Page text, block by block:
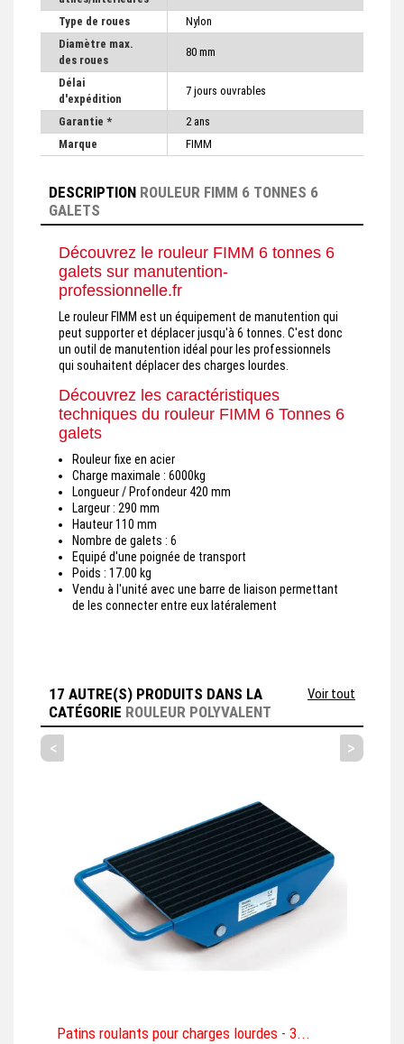
Type de roues
Nylon
Diamètre max.
des roues
80 mm
Délai
d'expédition
7 jours ouvrables
Garantie *
2 ans
Marque
FIMM
DESCRIPTION ROULEUR FIMM 6 TONNES 6
GALETS
Découvrez le rouleur FIMM 6 tonnes 6
galets sur manutention-
professionnelle.fr
Le rouleur FIMM est un équipement de manutention qui
peut supporter et déplacer jusqu'à 6 tonnes. C'est donc
un outil de manutention idéal pour les professionnels
qui souhaitent déplacer des charges lourdes.
Découvrez les caractéristiques
techniques du rouleur FIMM 6 Tonnes 6
galets
Rouleur fixe en acier
Charge maximale : 6000kg
Longueur / Profondeur 420 mm
Largeur : 290 mm
Hauteur110 mm
Nombre de galets : 6
Equipé d'une poignée de transport
Poids : 17.00 kg
Vendu à l'unité avec une barre de liaison permettant
de les connecter entre eux latéralement
17 AUTRE(S) PRODUITS DANS LA
CATÉGORIE ROULEUR POLYVALENT
Voir tout
< >
Patins roulants pour charges lourdes - 3...